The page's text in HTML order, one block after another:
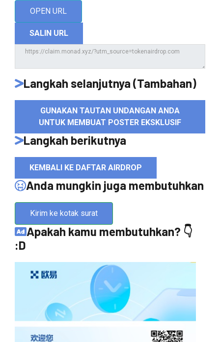
OPEN URL
SALIN URL
Langkah selanjutnya (Tambahan)
GUNAKAN TAUTAN UNDANGAN ANDA
UNTUK MEMBUAT POSTER EKSKLUSIF
Langkah berikutnya
KEMBALI KE DAFTAR AIRDROP
Anda mungkin juga membutuhkan
Kirim ke kotak surat
Apakah kamu membutuhkan? 👇
:D